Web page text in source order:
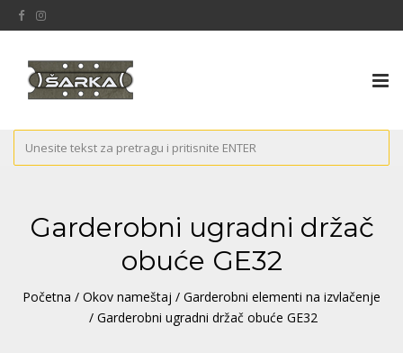
Garderobni ugradni držač
obuće GE32
Početna / Okov nameštaj / Garderobni elementi na izvlačenje
/ Garderobni ugradni držač obuće GE32